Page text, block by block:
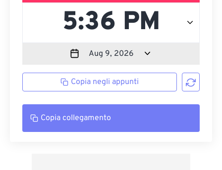
Copia negli appunti
Copia collegamento